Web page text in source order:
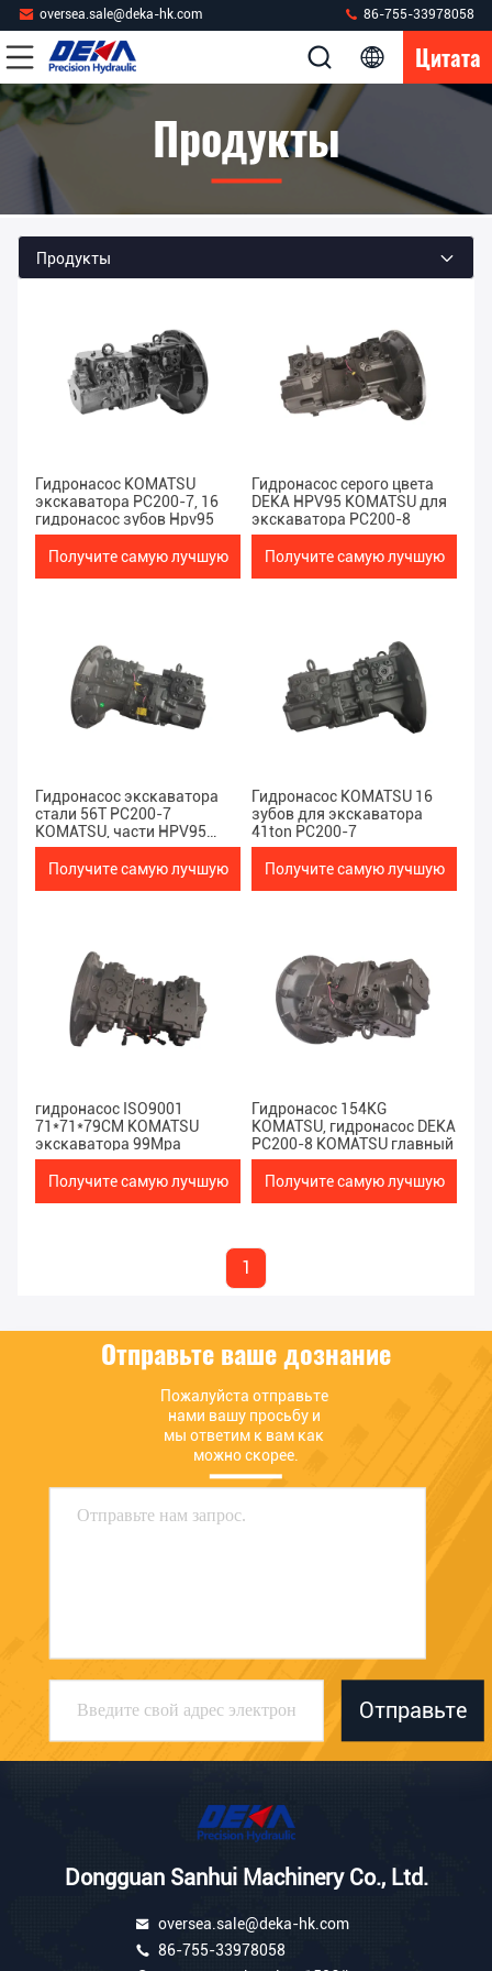
oversea.sale@deka-hk.com 86-755-33978058
Цитата
Продукты
Продукты
Гидронасос KOMATSU
экскаватора PC200-7, 16
гидронасос зубов Hpv95
Получите самую лучшую
Гидронасос серого цвета
DEKA HPV95 KOMATSU для
экскаватора PC200-8
Получите самую лучшую
Гидронасос экскаватора
стали 56T PC200-7
KOMATSU, части HPV95
KOMATSU гидравлические
Получите самую лучшую
Гидронасос KOMATSU 16
зубов для экскаватора
41ton PC200-7
Получите самую лучшую
гидронасос ISO9001
71*71*79CM KOMATSU
экскаватора 99Mpa
Получите самую лучшую
Гидронасос 154KG
KOMATSU, гидронасос DEKA
PC200-8 KOMATSU главный
Получите самую лучшую
1
Отправьте ваше дознание
Пожалуйста отправьте
нами вашу просьбу и
мы ответим к вам как
можно скорее.
Отправьте
Dongguan Sanhui Machinery Co., Ltd.
oversea.sale@deka-hk.com
86-755-33978058